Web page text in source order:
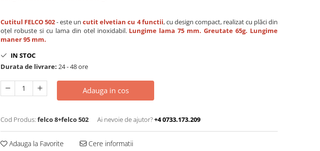
Cutitul FELCO 502- este uncutit elvetian cu 4 functii, cu design compact, realizat cu plăci din
oțel robuste si cu lama din otel inoxidabil. Lungime lama 75 mm. Greutate 65g. Lungime
maner 95 mm​.
IN STOC
Durata de livrare: 24 - 48 ore
Adauga in cos
Cod Produs: felco 8+felco 502 Ai nevoie de ajutor?+4 0733.173.209
Adauga la Favorite Cere informatii